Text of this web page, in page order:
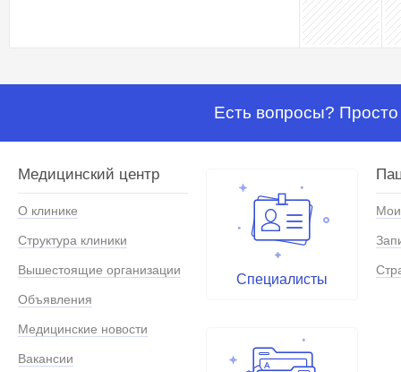
Есть вопросы?
Медицинский центр
О клинике
Структура клиники
Вышестоящие организации
Объявления
Медицинские новости
Вакансии
Специалисты